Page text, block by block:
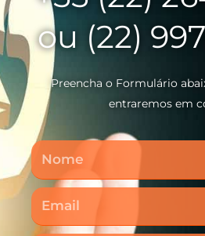
ou (22)
Preencha o Formulário
entraremos em
Nome
Email